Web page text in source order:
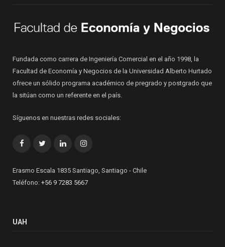
Fundada como carrera de Ingeniería Comercial en el año 1998, la
Facultad de Economía y Negocios de la Universidad Alberto Hurtado
ofrece un sólido programa académico de pregrado y postgrado que
la sitúan como un referente en el país.
Síguenos en nuestras redes sociales:
FacebookTwitterLinkedInInstagram
Erasmo Escala 1835 Santiago, Santiago - Chile
Teléfono: +56 9 7283 5667
UAH